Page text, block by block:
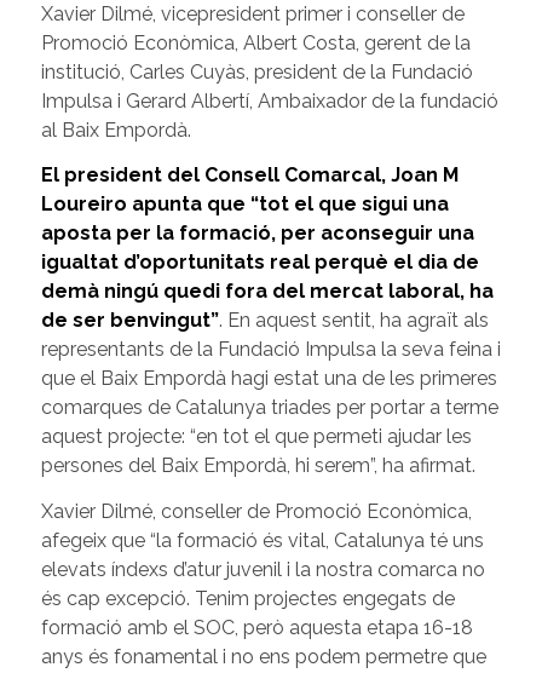
Xavier Dilmé, vicepresident primer i conseller de
Promoció Econòmica, Albert Costa, gerent de la
institució, Carles Cuyàs, president de la Fundació
Impulsa i Gerard Albertí, Ambaixador de la fundació
al Baix Empordà.
El president del Consell Comarcal, Joan M
Loureiro apunta que “tot el que sigui una
aposta per la formació, per aconseguir una
igualtat d’oportunitats real perquè el dia de
demà ningú quedi fora del mercat laboral, ha
de ser benvingut”. En aquest sentit, ha agraït als
representants de la Fundació Impulsa la seva feina i
que el Baix Empordà hagi estat una de les primeres
comarques de Catalunya triades per portar a terme
aquest projecte: “en tot el que permeti ajudar les
persones del Baix Empordà, hi serem”, ha afirmat.
Xavier Dilmé, conseller de Promoció Econòmica,
afegeix que “la formació és vital, Catalunya té uns
elevats índexs d’atur juvenil i la nostra comarca no
és cap excepció. Tenim projectes engegats de
formació amb el SOC, però aquesta etapa 16-18
anys és fonamental i no ens podem permetre que